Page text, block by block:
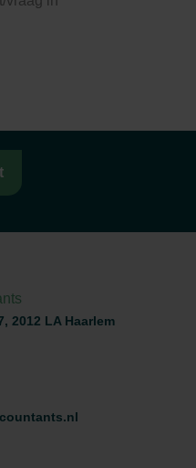
2012 LA Haarlem